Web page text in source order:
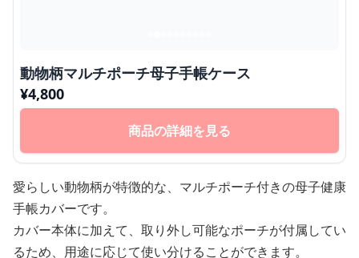
動物柄マルチポーチ母子手帳ケース
¥4,800
商品の詳細を見る
愛らしい動物柄が特徴的な、マルチポーチ付きの母子健康
手帳カバーです。
カバー本体に加えて、取り外し可能なポーチが付属してい
るため、用途に応じて使い分けることができます。